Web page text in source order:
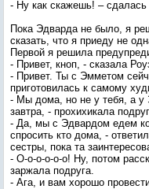
- Ну как скажешь! – сдалась
Пока Эдварда не было, я
сказать, что я приеду не
Первой я решила
- Привет, кноп, - сказала
- Привет. Ты с Эмметом
приготовилась к самому
- Мы дома, но не у тебя, а у
завтра, - прохихикала
- Да, мы с Эдвардом едем
спросить кто дома, -
сестры, пока та
- О-о-о-о-о-о! Ну, потом
заржала подруга.
- Ага, и вам хорошо